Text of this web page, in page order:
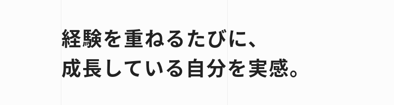
経験を重ねるたびに、
成長している自分を実感。